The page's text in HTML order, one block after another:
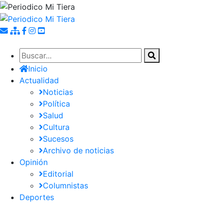
Pasar
al
contenido
Inicio
Actualidad
Noticias
Política
Salud
Cultura
Sucesos
Archivo de noticias
Opinión
Editorial
Columnistas
Deportes